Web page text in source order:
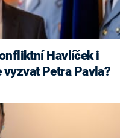
Petra Pavla?